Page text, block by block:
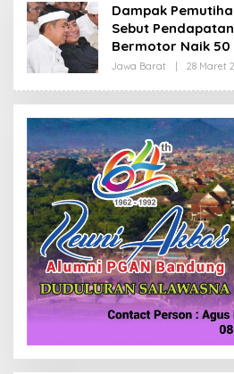
Dampak
Sebut
Bermotor Naik 50
Jawa Barat 28 Maret